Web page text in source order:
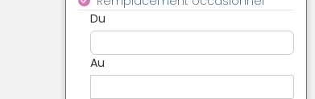
Du
Au